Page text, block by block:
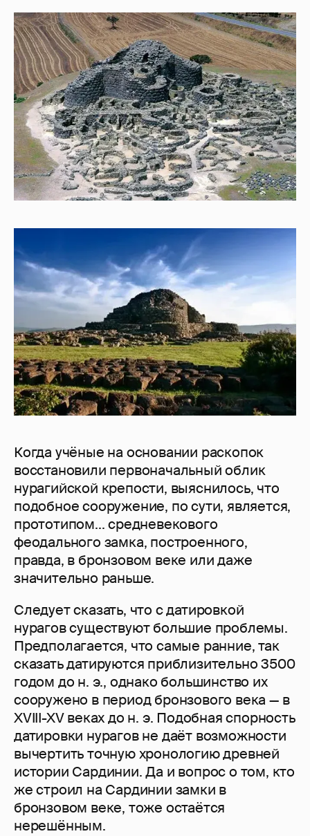
Когда учёные на основании раскопок
восстановили первоначальный облик
нурагийской крепости, выяснилось, что
подобное сооружение, по сути, является,
прототипом... средневекового
феодального замка, построенного,
правда, в бронзовом веке или даже
значительно раньше.
Следует сказать, что с датировкой
нурагов существуют большие проблемы.
Предполагается, что самые ранние, так
сказать датируются приблизительно 3500
годом до н. э., однако большинство их
сооружено в период бронзового века — в
XVIII-XV веках до н. э. Подобная спорность
датировки нурагов не даёт возможности
вычертить точную хронологию древней
истории Сардинии. Да и вопрос о том, кто
же строил на Сардинии замки в
бронзовом веке, тоже остаётся
нерешённым.